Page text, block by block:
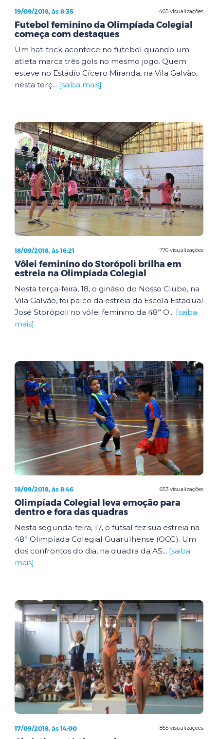
465 visualizações
19/09/2018, às 8:35
Futebol feminino da Olimpíada Colegial
começa com destaques
Um hat-trick acontece no futebol quando um
atleta marca três gols no mesmo jogo. Quem
esteve no Estádio Cícero Miranda, na Vila Galvão,
nesta terç... [saiba mais]
770 visualizações
18/09/2018, às 16:21
Vôlei feminino do Storópoli brilha em
estreia na Olimpíada Colegial
Nesta terça-feira, 18, o ginásio do Nosso Clube, na
Vila Galvão, foi palco da estreia da Escola Estadual
José Storópoli no vôlei feminino da 48ª O... [saiba
mais]
653 visualizações
18/09/2018, às 8:46
Olimpíada Colegial leva emoção para
dentro e fora das quadras
Nesta segunda-feira, 17, o futsal fez sua estreia na
48ª Olimpíada Colegial Guarulhense (OCG). Um
dos confrontos do dia, na quadra da AS... [saiba
mais]
855 visualizações
17/09/2018, às 14:00